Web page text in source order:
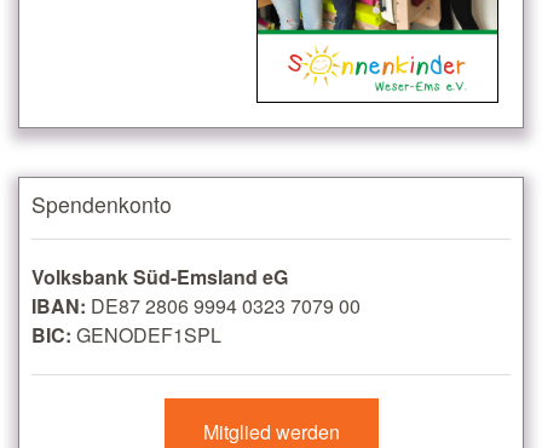
Spendenkonto
Volksbank Süd-Emsland eG
IBAN: DE87 2806 9994 0323 7079 00
BIC: GENODEF1SPL
Mitglied werden